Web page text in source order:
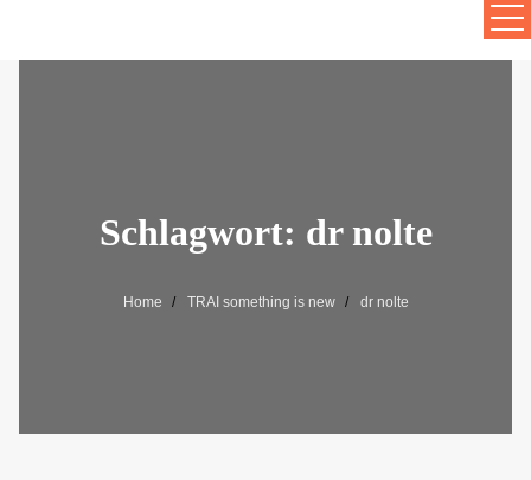
Schlagwort: dr nolte
Home TRAI something is new dr nolte